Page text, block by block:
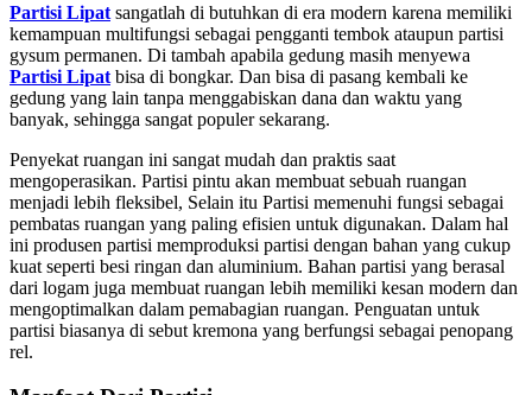
Partisi Lipat sangatlah di butuhkan di era modern karena memiliki
kemampuan multifungsi sebagai pengganti tembok ataupun partisi
gysum permanen. Di tambah apabila gedung masih menyewa
Partisi Lipat bisa di bongkar. Dan bisa di pasang kembali ke
gedung yang lain tanpa menggabiskan dana dan waktu yang
banyak, sehingga sangat populer sekarang.
Penyekat ruangan ini sangat mudah dan praktis saat
mengoperasikan. Partisi pintu akan membuat sebuah ruangan
menjadi lebih fleksibel, Selain itu Partisi memenuhi fungsi sebagai
pembatas ruangan yang paling efisien untuk digunakan. Dalam hal
ini produsen partisi memproduksi partisi dengan bahan yang cukup
kuat seperti besi ringan dan aluminium. Bahan partisi yang berasal
dari logam juga membuat ruangan lebih memiliki kesan modern dan
mengoptimalkan dalam pemabagian ruangan. Penguatan untuk
partisi biasanya di sebut kremona yang berfungsi sebagai penopang
rel.